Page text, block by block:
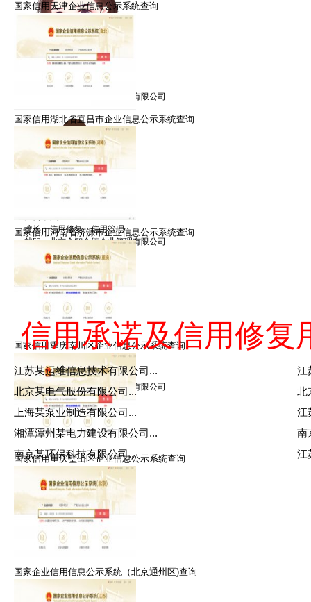
黎律师
擅长：信用修复，信用管理
就职：北京众智众德企业管理有限公司
擅长：信用修复，信用管理
就职：北京众智众德企业管理有限公司
擅长：信用修复，信用管理
就职：北京众智众德企业管理有限公司
国家信用天津企业信息公示系统查询
国家信用湖北省宜昌市企业信息公示系统查询
国家信用河南省济源市企业信息公示系统查询
国家信用重庆南川区企业信息公示系统查询
国家信用重庆璧山区企业信息公示系统查询
国家企业信用信息公示系统（北京通州区)查询
信用承诺及信用修复
江苏某运维信息技术有限公司...
江
北京某电气股份有限公司...
北
上海某泵业制造有限公司...
江
湘潭潭州某电力建设有限公司...
南
南京某环保科技有限公司...
江